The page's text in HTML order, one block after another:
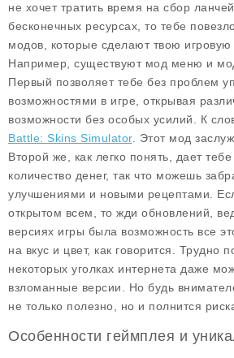
не хочет тратить время на сбор
бесконечных ресурсах, то тебе
модов, которые сделают твою
Например, существуют мод меню и
Первый позволяет тебе без проблем
возможностями в игре, открывая
возможности без особых усилий. К
Battle: Skins Simulator. Этот мод
Второй же, как легко понять, дает
количество денег, так что можешь
улучшениями и новыми рецептами.
открытом всем , то жди обновлений,
версиях игры была возможность все
на вкус и цвет, как говорится. Трудно
некоторых уголках интернета даже
взломанные версии. Но будь
не только полезно, но и полнится
Особенности геймплея и